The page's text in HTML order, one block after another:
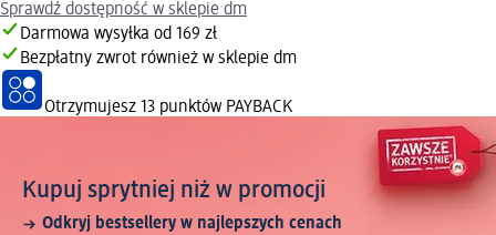
Sprawdź dostępność w sklepie dm
Darmowa wysyłka od 169 zł
Bezpłatny zwrot również w sklepie dm
Otrzymujesz 13 punktów PAYBACK
Kupuj sprytniej niż w promocji
Odkryj bestsellery w najlepszych cenach